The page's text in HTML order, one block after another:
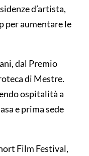
d’artista,
per aumentare le
dal Premio
di Mestre.
ospitalità a
e prima sede
Film Festival,